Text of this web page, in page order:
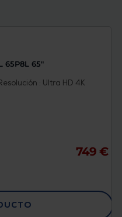
65P8L 65"
: Ultra HD 4K
749 €